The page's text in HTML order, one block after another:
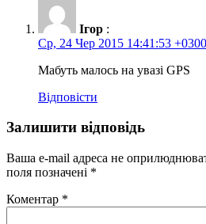
Ігор :
Ср, 24 Чер 2015 14:41:53
Мабуть малось на увазі GPS
Відповісти
Залишити відповідь
Ваша e-mail адреса не
поля позначені *
Коментар *